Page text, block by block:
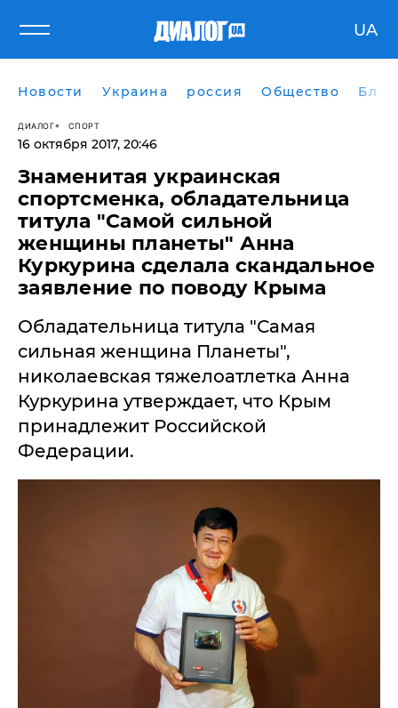
UA
Новости Украина россия Общество
ДИАЛОГ СПОРТ
16 октября 2017, 20:46
Знаменитая украинская
спортсменка, обладательница
титула "Самой сильной
женщины планеты" Анна
Куркурина сделала скандальное
заявление по поводу Крыма
Обладательница титула "Самая
сильная женщина Планеты",
николаевская тяжелоатлетка Анна
Куркурина утверждает, что Крым
принадлежит Российской
Федерации.